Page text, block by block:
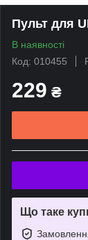
Пульт для
В наявності
Код: 010455
229 ₴
Що таке